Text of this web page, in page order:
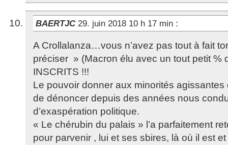
BAERTJC 29. juin 2018 10 h 17 min :
A Crollalanza…vous n’avez pas tout à fait
préciser » (Macron élu avec un tout petit %
INSCRITS !!!
Le pouvoir donner aux minorités
de dénoncer depuis des années nous
d’exaspération politique.
« Le chérubin du palais » l’a parfaitement
pour parvenir , lui et ses sbires, là où il est